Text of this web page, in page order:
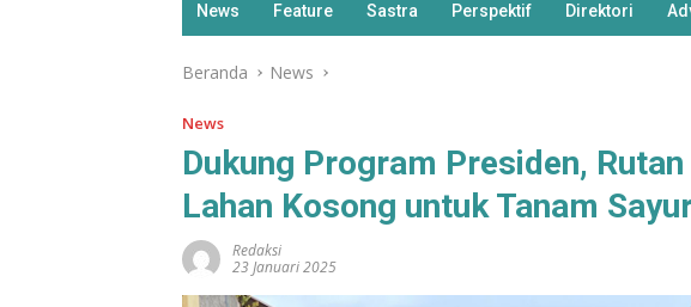
News Feature Sastra Perspektif Direktori
Beranda News
News
Dukung Program Presiden,
Lahan Kosong untuk Tanam
Redaksi
23 Januari 2025